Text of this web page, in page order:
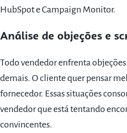
HubSpot e Campaign Monitor.
Análise de objeções e
Todo vendedor enfrenta
demais. O cliente quer pensar
fornecedor. Essas situações
vendedor que está tentando
convincentes.